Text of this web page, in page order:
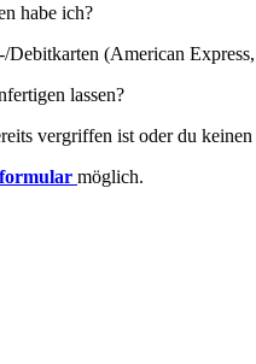
habe ich?
(American
lassen?
vergriffen ist oder du
möglich.